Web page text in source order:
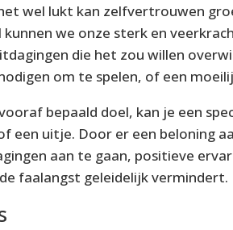
wel lukt kan zelfvertrouwen
we onze sterk en
die het zou willen
om te spelen, of een
bepaald doel, kan je een
een uitje. Door er een beloning
aan te gaan, positieve
faalangst geleidelijk vermindert.